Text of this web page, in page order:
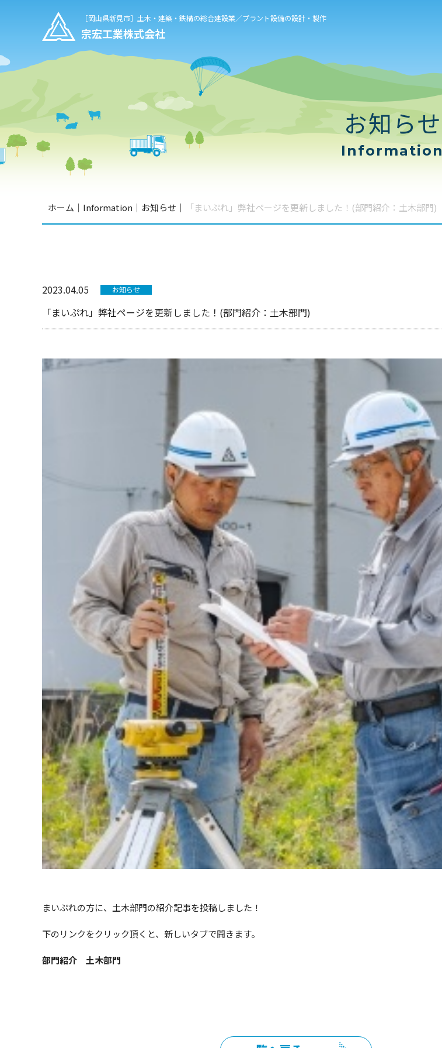
［岡山県新見市］ 土木・建築・鉄構の総合建設業／プラント設備の設計・製作
宗宏工業株式会社
お知らせ
Information
ホーム ｜ Information ｜ お知らせ ｜ 「まいぷれ」弊社ページを更新しました！(部門紹介：土木部門)
2023.04.05 お知らせ
「まいぷれ」弊社ページを更新しました！(部門紹介：土木部門)
まいぷれの方に、土木部門の紹介記事を投稿しました！
下のリンクをクリック頂くと、新しいタブで開きます。
部門紹介 土木部門